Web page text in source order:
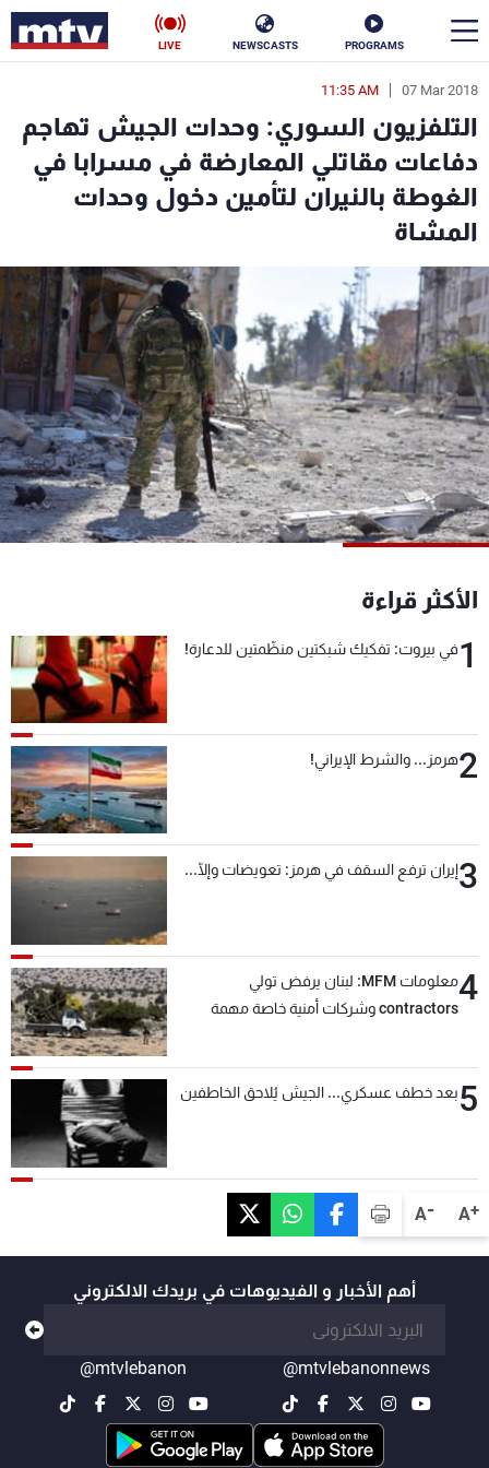
PROGRAMS
NEWSCASTS
LIVE
A+
A-
07 Mar 2018
11:35 AM
التلفزيون السوري: وحدات الجيش تهاجم
دفاعات مقاتلي المعارضة في مسرابا في
الغوطة بالنيران لتأمين دخول وحدات
المشاة
الأكثر قراءة
1في بيروت: تفكيك شبكتين منظّمتين للدعارة!
2هرمز... والشرط الإيراني!
3إيران ترفع السقف في هرمز: تعويضات وإلّا...
4
معلومات MFM: لبنان يرفض تولي
contractors وشركات أمنية خاصة مهمة
5بعد خطف عسكري... الجيش يُلاحق الخاطفين
أهم الأخبار و الفيديوهات في بريدك الالكتروني
@mtvlebanonnews
@mtvlebanon
en
الأخبار
سياسة ناس
منوعات رياضة
كأس العالم
البرامج
جدول البرامج
شاهد البرامج
الترددات
عن MTV
لاعلاناتكم
شروط الإسـتخدام
سياسة الخصوصية